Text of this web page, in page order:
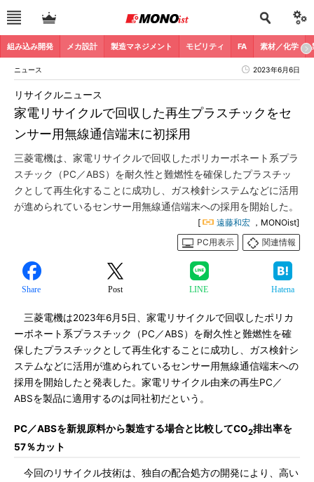
組み込み開発 メカ設計 製造マネジメント モビリティ FA 素材／化学
ニュース 2023年6月6日
家電リサイクルで回収した再生プラスチックをセ
ンサー用無線通信端末に初採用
リサイクルニュース
三菱電機は、家電リサイクルで回収したポリカーボネート系プラ
スチック（PC／ABS）を耐久性と難燃性を確保したプラスチッ
クとして再生化することに成功し、ガス検針システムなどに活用
が進められているセンサー用無線通信端末への採用を開始した。
[ 遠藤和宏 ，MONOist]
PC用表示
関連情報
Share Post LINE Hatena
三菱電機は2023年6月5日、家電リサイクルで回収したポリカ
ーボネート系プラスチック（PC／ABS）を耐久性と難燃性を確
保したプラスチックとして再生化することに成功し、ガス検針シ
ステムなどに活用が進められているセンサー用無線通信端末への
採用を開始したと発表した。家電リサイクル由来の再生PC／
ABSを製品に適用するのは同社初だという。
PC／ABSを新規原料から製造する場合と比較してCO2排出率を
57％カット
今回のリサイクル技術は、独自の配合処方の開発により、高い